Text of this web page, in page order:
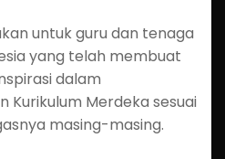
untuk guru dan tenaga
yang telah membuat
dalam
Kurikulum Merdeka sesuai
masing-masing.